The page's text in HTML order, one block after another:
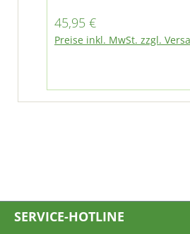
Regulärer Preis:
45,95 €
Preise inkl. MwSt. zzgl.
SERVICE-HOTLINE